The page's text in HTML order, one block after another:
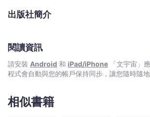
梅彬憂（尼日利亞）、安納斯塔西斯．威斯托
揚．瓦格納（德國）、恩尼斯特．維茨納（德
上，言說與沉默也是詩歌的主題，它恰恰正是邏
音」，可謂一語中的。
出版社簡介
閱讀資訊
請安裝 Android 和 iPad/iPhone 「文宇宙」
程式會自動與您的帳戶保持同步，讓您隨時隨地
相似書籍